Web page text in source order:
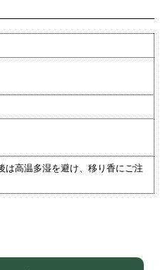
は高温多湿を避け、移り香にご注